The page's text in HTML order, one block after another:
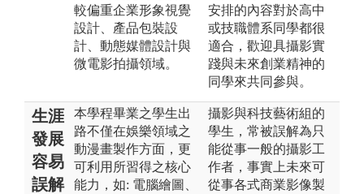
較偏重企業形象視覺
設計、產品包裝設
計、動態媒體設計與
微電影拍攝領域。
安排的內容對於高中
或技職體系同學都很
適合，歡迎具攝影實
踐與未來創業精神的
同學來共同參與。
生涯
發展
容易
誤解
本學程畢業之學生出
路不僅在娛樂領域之
動漫畫製作方面，更
可利用所習得之核心
能力，如: 電腦繪圖、
攝影與科技藝術組的
學生，常被誤解為只
能從事一般的攝影工
作者，事實上未來可
從事各式商業影像製